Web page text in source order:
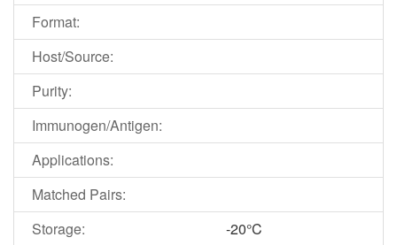
Format:
Host/Source:
Purity:
Immunogen/Antigen:
Applications:
Matched Pairs:
Storage:
-20°C